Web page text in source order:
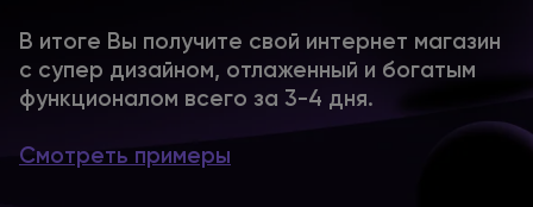
В итоге Вы получите свой интернет магазин
с супер дизайном, отлаженный и богатым
функционалом всего за 3-4 дня.
Смотреть примеры